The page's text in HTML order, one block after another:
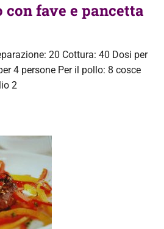
con fave e pancetta
20 Cottura: 40 Dosi per
4 persone Per il pollo: 8 cosce
2